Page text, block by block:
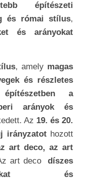
építészeti
és római stílus,
és arányokat
, amely magas
és részletes
a
arányok és
Az 19. és 20.
irányzatot hozott
art deco, az art
art deco
díszes
és